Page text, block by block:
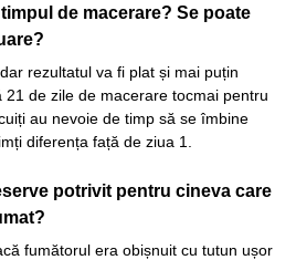
de macerare? Se poate
rezultatul va fi plat și mai puțin
de zile de macerare tocmai pentru
au nevoie de timp să se îmbine
diferența față de ziua 1.
potrivit pentru cineva care
fumătorul era obișnuit cu tutun ușor